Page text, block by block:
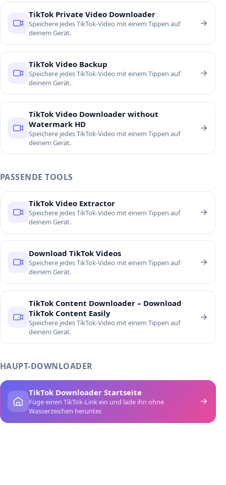
TikTok Private Video Downloader
Speichere jedes TikTok-Video mit einem Tippen auf
deinem Gerät.
TikTok Video Backup
Speichere jedes TikTok-Video mit einem Tippen auf
deinem Gerät.
TikTok Video Downloader without
Watermark HD
Speichere jedes TikTok-Video mit einem Tippen auf
deinem Gerät.
PASSENDE TOOLS
TikTok Video Extractor
Speichere jedes TikTok-Video mit einem Tippen auf
deinem Gerät.
Download TikTok Videos
Speichere jedes TikTok-Video mit einem Tippen auf
deinem Gerät.
TikTok Content Downloader – Download
TikTok Content Easily
Speichere jedes TikTok-Video mit einem Tippen auf
deinem Gerät.
HAUPT-DOWNLOADER
TikTok Downloader Startseite
Füge einen TikTok-Link ein und lade ihn ohne
Wasserzeichen herunter.